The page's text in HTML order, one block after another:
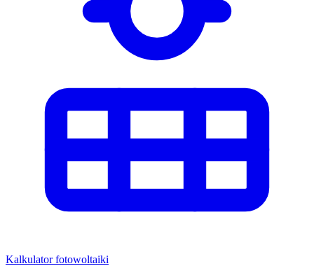
Kalkulator fotowoltaiki